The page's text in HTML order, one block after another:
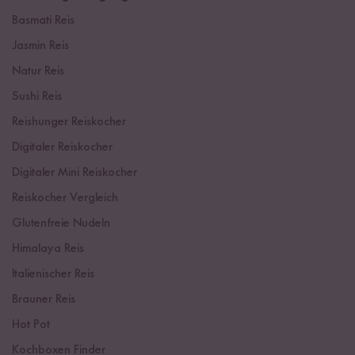
Basmati Reis
Jasmin Reis
Natur Reis
Sushi Reis
Reishunger Reiskocher
Digitaler Reiskocher
Digitaler Mini Reiskocher
Reiskocher Vergleich
Glutenfreie Nudeln
Himalaya Reis
Italienischer Reis
Brauner Reis
Hot Pot
Kochboxen Finder